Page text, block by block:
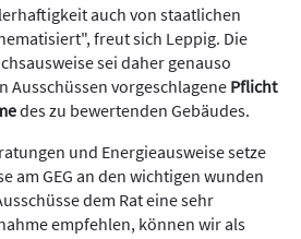
auch von staatlichen
freut sich Leppig. Die
sei daher genauso
Ausschüssen vorgeschlagene Pflicht
des zu bewertenden Gebäudes.
und Energieausweise setze
am GEG an den wichtigen wunden
dem Rat eine sehr
empfehlen, können wir als